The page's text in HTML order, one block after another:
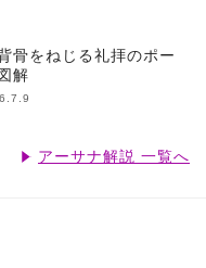
骨をねじる礼拝のポー
解
アーサナ解説 一覧へ